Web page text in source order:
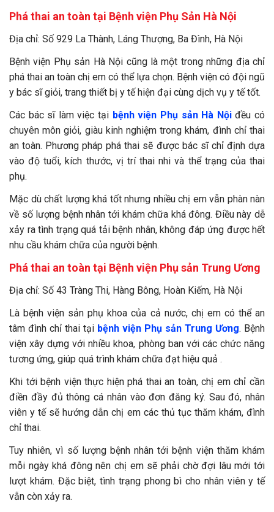
Phá thai an toàn tại Bệnh viện Phụ Sản Hà Nội
Địa chỉ: Số 929 La Thành, Láng Thượng, Ba Đình, Hà Nội
Bệnh viện Phụ sản Hà Nội cũng là một trong những địa chỉ
phá thai an toàn chị em có thể lựa chọn. Bệnh viện có đội ngũ
y bác sĩ giỏi, trang thiết bị y tế hiện đại cùng dịch vụ y tế tốt.
Các bác sĩ làm việc tại bệnh viện Phụ sản Hà Nộiđều có
chuyên môn giỏi, giàu kinh nghiệm trong khám, đình chỉ thai
an toàn. Phương pháp phá thai sẽ được bác sĩ chỉ định dựa
vào độ tuổi, kích thước, vị trí thai nhi và thể trạng của thai
phụ.
Mặc dù chất lượng khá tốt nhưng nhiều chị em vẫn phàn nàn
về số lượng bệnh nhân tới khám chữa khá đông. Điều này dễ
xảy ra tình trạng quá tải bệnh nhân, không đáp ứng được hết
nhu cầu khám chữa của người bệnh.
Phá thai an toàn tại Bệnh viện Phụ sản Trung Ương
Địa chỉ: Số 43 Tràng Thi, Hàng Bông, Hoàn Kiếm, Hà Nội
Là bệnh viện sản phụ khoa của cả nước, chị em có thể an
tâm đình chỉ thai tại bệnh viện Phụ sản Trung Ương. Bệnh
viện xây dựng với nhiều khoa, phòng ban với các chức năng
tương ứng, giúp quá trình khám chữa đạt hiệu quả .
Khi tới bệnh viện thực hiện phá thai an toàn, chị em chỉ cần
điền đầy đủ thông cá nhân vào đơn đăng ký. Sau đó, nhân
viên y tế sẽ hướng dẫn chị em các thủ tục thăm khám, đình
chỉ thai.
Tuy nhiên, vì số lượng bệnh nhân tới bệnh viện thăm khám
mỗi ngày khá đông nên chị em sẽ phải chờ đợi lâu mới tới
lượt khám. Đặc biệt, tình trạng phong bì cho nhân viên y tế
vẫn còn xảy ra.